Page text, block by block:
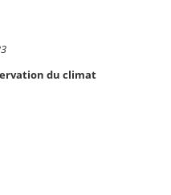
du climat